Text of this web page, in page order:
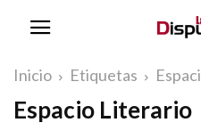
Inicio Etiquetas
Espacio Literario